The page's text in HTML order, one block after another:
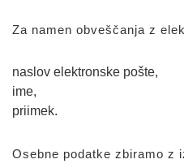
Za namen obveščanja z
naslov elektronske pošte,
ime,
priimek.
Osebne podatke zbiramo z